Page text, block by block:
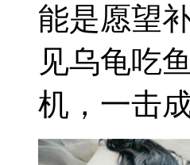
能是愿望
见乌龟吃
机，一击